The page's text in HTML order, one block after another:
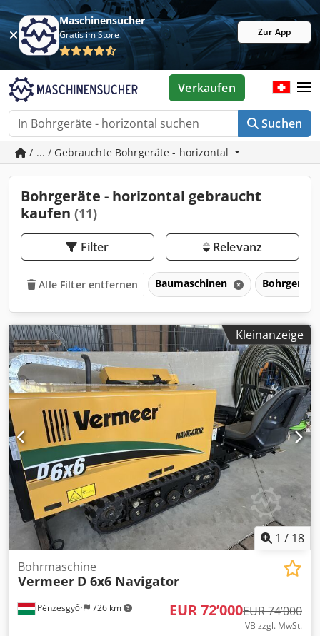
Maschinensucher
Gratis im Store Zur App
Suchen
Verkaufen
/ ... / Gebrauchte Bohrgeräte - horizontal
Bohrgeräte - horizontal gebraucht
kaufen (11)
Filter Relevanz
Alle Filter entfernen Baumaschinen Bohrgeräte
Kleinanzeige
1 / 18
Pénzesgyőr 726 km
Bohrmaschine
Vermeer D 6x6 Navigator
EUR 72’000EUR 74’000
VB zzgl. MwSt.